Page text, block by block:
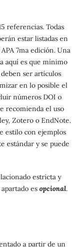
referencias. Todas
estar listadas en
7ma edición. Una
aquí es que mínimo
ser artículos
en lo posible el
números DOI o
recomienda el uso
Zotero o EndNote.
estilo con ejemplos
estándar y se puede
estricta y
es opcional.
a partir de un